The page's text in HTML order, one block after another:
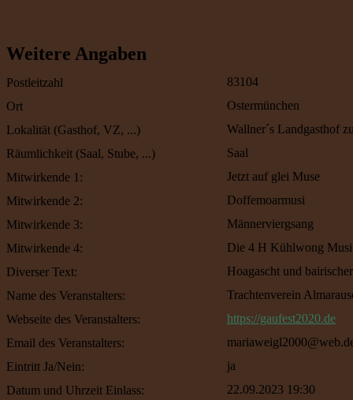
Weitere Angaben
Postleitzahl
83104
Ort
Ostermünchen
Lokalität (Gasthof, VZ, ...)
Wallner´s Landgasthof
Räumlichkeit (Saal, Stube, ...)
Saal
Mitwirkende 1:
Jetzt auf glei Muse
Mitwirkende 2:
Doffemoarmusi
Mitwirkende 3:
Männerviergsang
Mitwirkende 4:
Die 4 H Kühlwong Musi
Diverser Text:
Hoagascht und
Name des Veranstalters:
Trachtenverein
Webseite des Veranstalters:
https://gaufest2020.de
Email des Veranstalters:
Eintritt Ja/Nein:
ja
Datum und Uhrzeit Einlass:
22.09.2023 19:30